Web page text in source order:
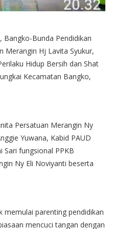
Bangko-Bunda Pendidikan
Merangin Hj Lavita Syukur,
Hidup Bersih dan Shat
Kecamatan Bangko,
Persatuan Merangin Ny
Yuwana, Kabid PAUD
Sari fungsional PPKB
Ny Eli Noviyanti beserta
memulai parenting pendidikan
mencuci tangan dengan